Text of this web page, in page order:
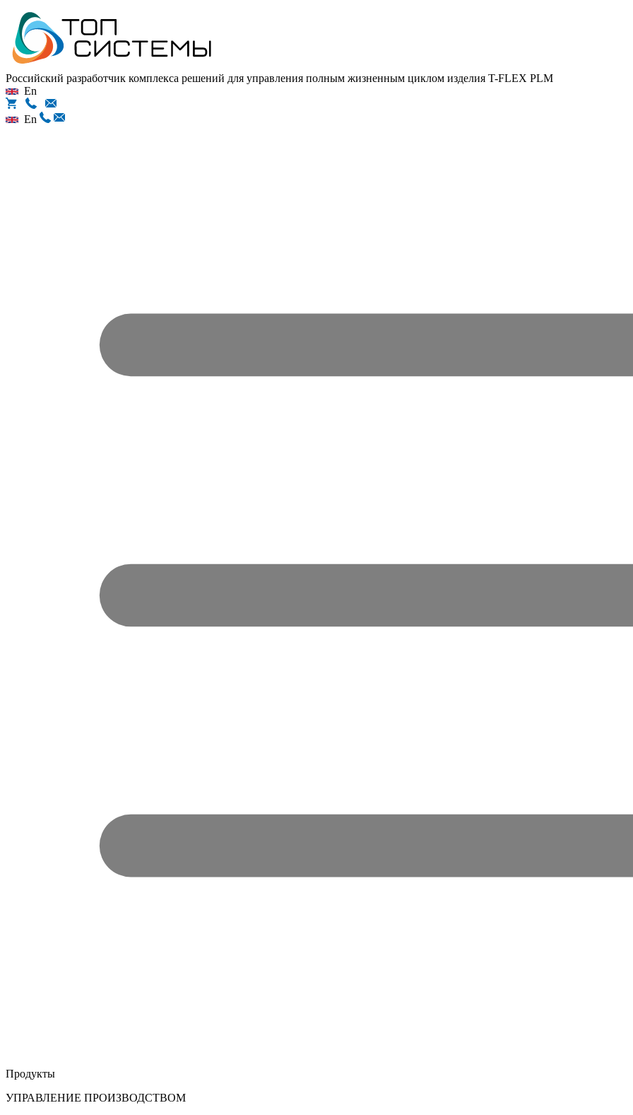
Российский разработчик комплекса решений для управления полным жизненным циклом изделия T-FLEX PLM
En
En
Продукты
УПРАВЛЕНИЕ ПРОИЗВОДСТВОМ